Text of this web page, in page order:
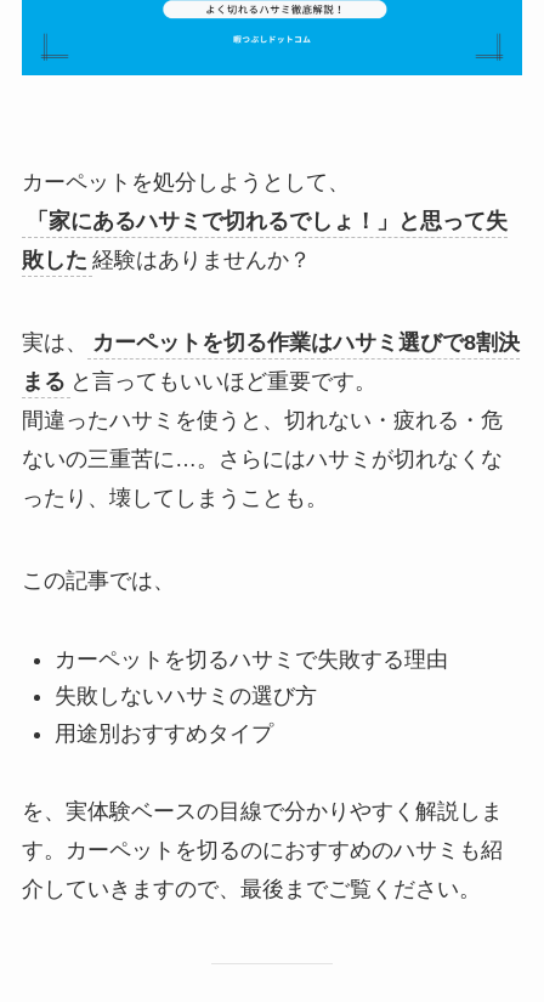
カーペットを処分しようとして、
「家にあるハサミで切れるでしょ！」と思って失
敗した 経験はありませんか？
実は、
カーペットを切る作業はハサミ選びで8割決
まる と言ってもいいほど重要です。
間違ったハサミを使うと、切れない・疲れる・危
ないの三重苦に…。さらにはハサミが切れなくな
ったり、壊してしまうことも。
この記事では、
カーペットを切るハサミで失敗する理由
失敗しないハサミの選び方
用途別おすすめタイプ
を、実体験ベースの目線で分かりやすく解説しま
す。カーペットを切るのにおすすめのハサミも紹
介していきますので、最後までご覧ください。